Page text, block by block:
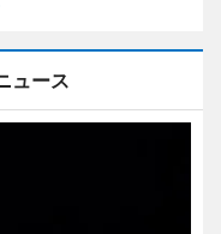
ュース